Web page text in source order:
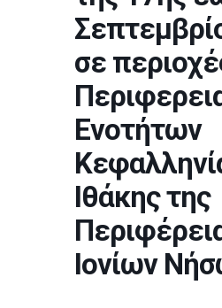
σε
Ενοτήτων
Ιθάκης της
Ιονίων